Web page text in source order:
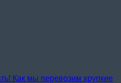
Как мы перевозим хрупкие